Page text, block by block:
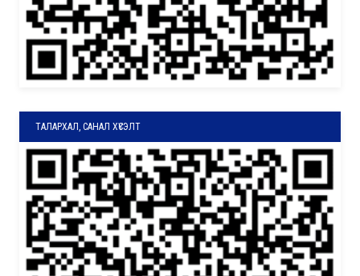
ТАЛАРХАЛ, САНАЛ ХҮСЭЛТ